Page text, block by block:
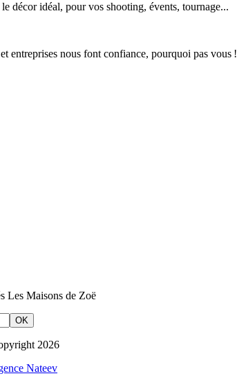
décor idéal, pour vos shooting, évents, tournage...
entreprises nous font confiance, pourquoi pas vous !
Les Maisons de Zoë
OK
2026
Nateev